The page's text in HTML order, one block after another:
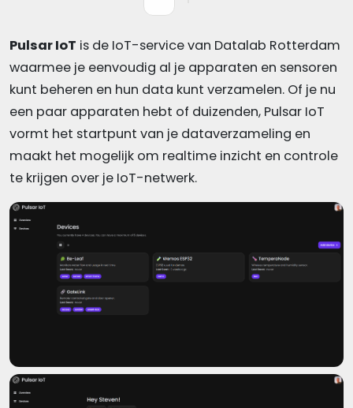
Pulsar IoT is de IoT-service van Datalab Rotterdam
waarmee je eenvoudig al je apparaten en sensoren
kunt beheren en hun data kunt verzamelen. Of je nu
een paar apparaten hebt of duizenden, Pulsar IoT
vormt het startpunt van je dataverzameling en
maakt het mogelijk om realtime inzicht en controle
te krijgen over je IoT-netwerk.